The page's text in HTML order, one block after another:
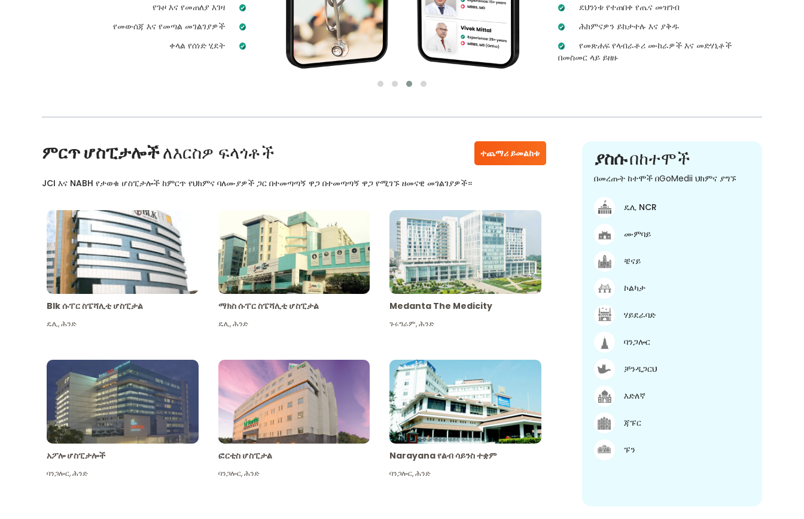
የጉዞ እና የመጠለያ እገዛ
የመውሰጃ እና የመጣል መገልገያዎች
ቀላል የሰነድ ሂደት
ደህንነቱ የተጠበቀ የጤና መዝገብ
ሕክምናዎን ይከታተሉ እና ያቅዱ
የመጽሐፍ የላብራቶሪ ሙከራዎች እና መድሃኒቶች
በመስመር ላይ ይዘዙ
ምርጥ ሆስፒታሎችለእርስዎ ፍላጎቶች ተጨማሪ ይመልከቱ
JCI እና NABH የታወቁ ሆስፒታሎች ከምርጥ የህክምና ባለሙያዎች ጋር በተመጣጣኝ ዋጋ በተመጣጣኝ ዋጋ የሚገኙ ዘመናዊ መገልገያዎች።
Blk ሱፐር ስፔሻሊቲ ሆስፒታል
ዴሊ,ሕንድ
ማክስ ሱፐር ስፔሻሊቲ ሆስፒታል
ዴሊ,ሕንድ
Medanta The Medicity
ጉሩግራም,ሕንድ
አፖሎ ሆስፒታሎች
ባንጋሎር,ሕንድ
ፎርቲስ ሆስፒታል
ባንጋሎር,ሕንድ
Narayana የልብ ሳይንስ ተቋም
ባንጋሎር,ሕንድ
ያስሱበከተሞች
በመረጡት ከተሞች በGoMedii ህክምና ያግኙ
ዴሊ NCR
ሙምባይ
ቼናይ
ኮልካታ
ሃይደራባድ
ባንጋሎር
ቻንዲጋርህ
እድለኛ
ጃፑር
ፑን